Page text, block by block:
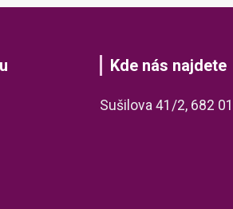
Kde nás najdete
Sušilova 41/2, 682